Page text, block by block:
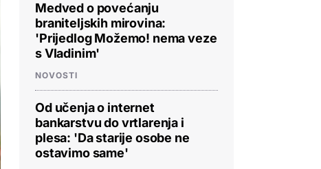
Medved o povećanju
braniteljskih mirovina:
'Prijedlog Možemo! nema veze
s Vladinim'
NOVOSTI
Od učenja o internet
bankarstvu do vrtlarenja i
plesa: 'Da starije osobe ne
ostavimo same'